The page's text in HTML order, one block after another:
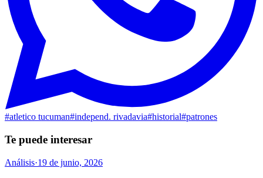
#atletico tucuman#independ. rivadavia#historial#patrones
Te puede interesar
Análisis·19 de junio, 2026